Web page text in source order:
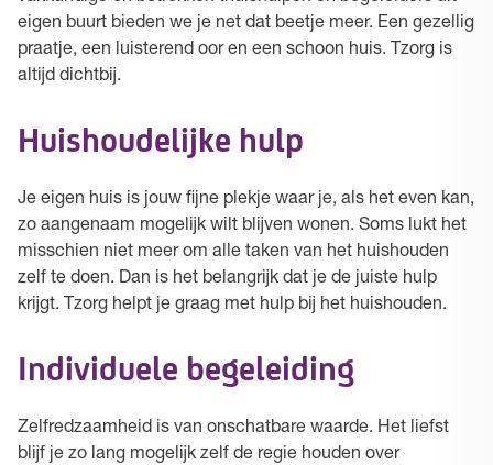
eigen buurt bieden we je net dat beetje meer. Een gezellig
praatje, een luisterend oor en een schoon huis. Tzorg is
altijd dichtbij.
Huishoudelijke hulp
Je eigen huis is jouw fijne plekje waar je, als het even kan,
zo aangenaam mogelijk wilt blijven wonen. Soms lukt het
misschien niet meer om alle taken van het huishouden
zelf te doen. Dan is het belangrijk dat je de juiste hulp
krijgt. Tzorg helpt je graag met hulp bij het huishouden.
Individuele begeleiding
Zelfredzaamheid is van onschatbare waarde. Het liefst
blijf je zo lang mogelijk zelf de regie houden over